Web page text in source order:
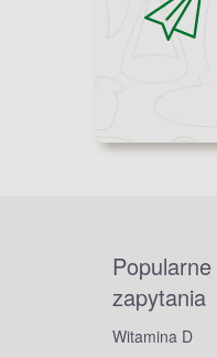
Popularne
zapytania
Witamina D